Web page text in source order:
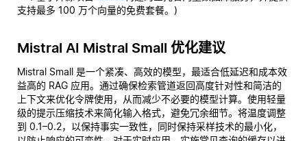
支持最多 100 万个向量的免费套餐。)
Mistral AI Mistral Small 优化建议
Mistral Small 是一个紧凑、高效的模型，最适合低延迟和成本效
益高的 RAG 应用。通过确保检索管道返回高度针对性和简洁的
上下文来优化令牌使用，从而减少不必要的模型计算。使用轻量
级的提示压缩技术来简化输入格式，避免冗余细节。将温度调整
到 0.1–0.2，以保持事实一致性，同时保持采样技术的最小化，